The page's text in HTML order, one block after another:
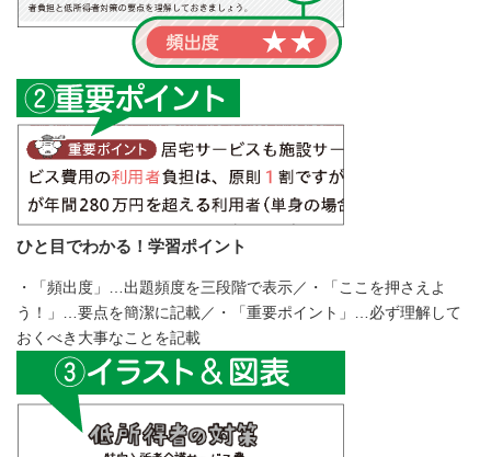
ひと目でわかる！学習ポイント
・「頻出度」…出題頻度を三段階で表示／・「ここを押さえよ
う！」…要点を簡潔に記載／・「重要ポイント」…必ず理解して
おくべき大事なことを記載